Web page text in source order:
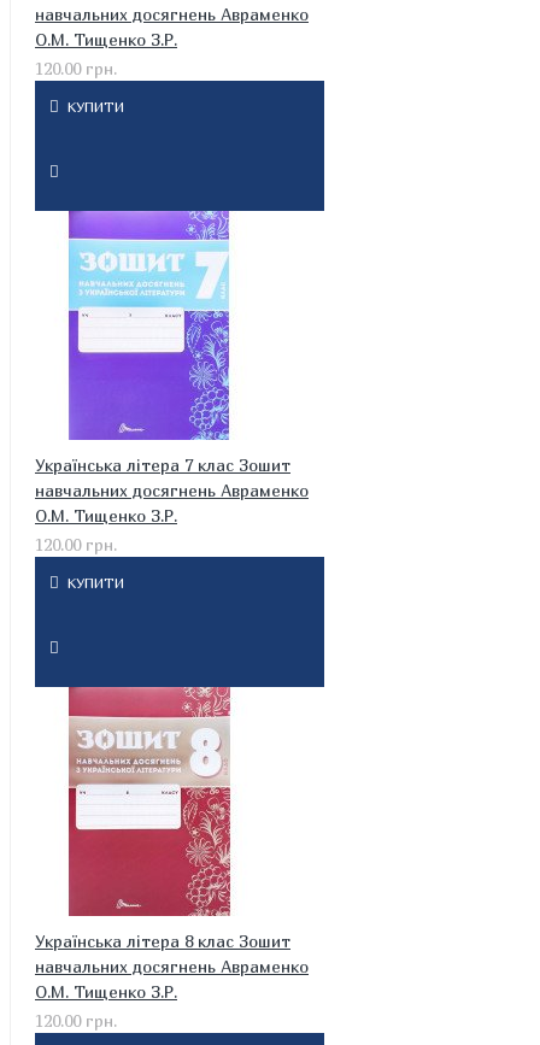
навчальних досягнень Авраменко
О.М. Тищенко З.Р.
120.00 грн.
КУПИТИ
Українська літера 7 клас Зошит
навчальних досягнень Авраменко
О.М. Тищенко З.Р.
120.00 грн.
КУПИТИ
Українська літера 8 клас Зошит
навчальних досягнень Авраменко
О.М. Тищенко З.Р.
120.00 грн.